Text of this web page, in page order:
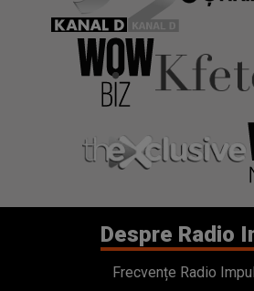
Despre Radio
Frecvențe Radio